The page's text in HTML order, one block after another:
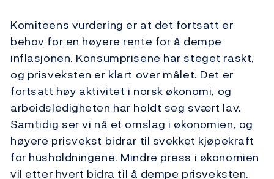
Komiteens vurdering er at det fortsatt er
behov for en høyere rente for å dempe
inflasjonen. Konsumprisene har steget raskt,
og prisveksten er klart over målet. Det er
fortsatt høy aktivitet i norsk økonomi, og
arbeidsledigheten har holdt seg svært lav.
Samtidig ser vi nå et omslag i økonomien, og
høyere prisvekst bidrar til svekket kjøpekraft
for husholdningene. Mindre press i økonomien
vil etter hvert bidra til å dempe prisveksten.